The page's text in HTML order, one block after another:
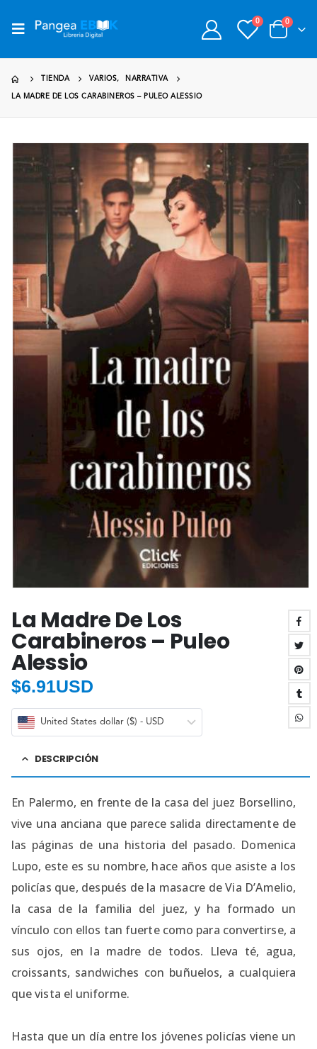
0 0
TIENDA VARIOS, NARRATIVA
LA MADRE DE LOS CARABINEROS – PULEO ALESSIO
La Madre De Los
Carabineros – Puleo
Alessio
$6.91USD
United States dollar ($) - USD
DESCRIPCIÓN
En Palermo, en frente de la casa del juez Borsellino,
vive una anciana que parece salida directamente de
las páginas de una historia del pasado. Domenica
Lupo, este es su nombre, hace años que asiste a los
policías que, después de la masacre de Via D’Amelio,
la casa de la familia del juez, y ha formado un
vínculo con ellos tan fuerte como para convertirse, a
sus ojos, en la madre de todos. Lleva té, agua,
croissants, sandwiches con buñuelos, a cualquiera
que vista el uniforme.
Hasta que un día entre los jóvenes policías viene un